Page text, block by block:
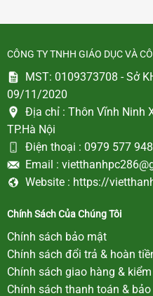
CÔNG TY TNHH GIÁO DỤC VÀ
MST: 0109373708 - Sở
09/11/2020
Địa chỉ : Thôn Vĩnh Ninh
TP.Hà Nội
Điện thoại : 0979 577 948
Email :
Website : https://
Chính Sách Của Chúng Tôi
Chính sách bảo mật
Chính sách đổi trả & hoàn
Chính sách giao hàng &
Chính sách thanh toán &